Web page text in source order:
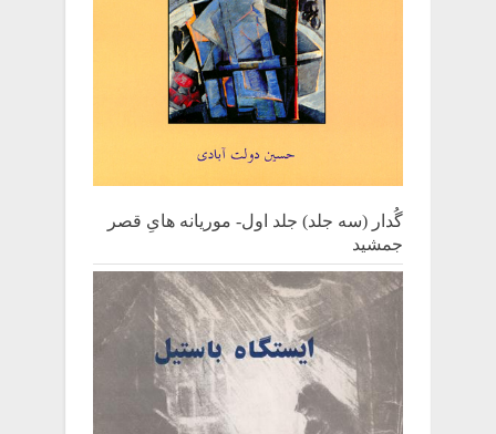
گُدار (سه جلد) جلد اول- موریانه هایِ قصر
جمشید